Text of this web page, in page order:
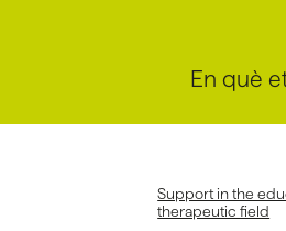
En què
Support in the
therapeutic field